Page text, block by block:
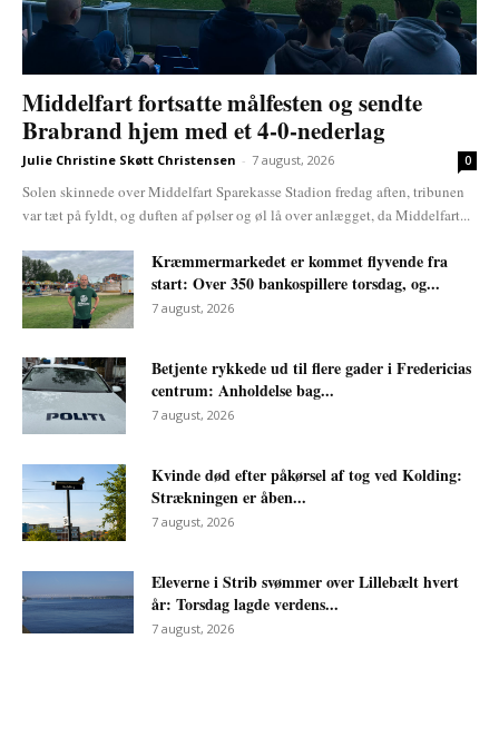
Middelfart fortsatte målfesten og sendte
Brabrand hjem med et 4-0-nederlag
Julie Christine Skøtt Christensen - 7 august, 2026 0
Solen skinnede over Middelfart Sparekasse Stadion fredag aften, tribunen
var tæt på fyldt, og duften af pølser og øl lå over anlægget, da Middelfart...
Kræmmermarkedet er kommet flyvende fra
start: Over 350 bankospillere torsdag, og...
7 august, 2026
Betjente rykkede ud til flere gader i Fredericias
centrum: Anholdelse bag...
7 august, 2026
Kvinde død efter påkørsel af tog ved Kolding:
Strækningen er åben...
7 august, 2026
Eleverne i Strib svømmer over Lillebælt hvert
år: Torsdag lagde verdens...
7 august, 2026